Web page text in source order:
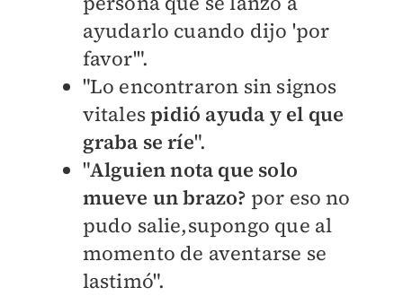
ayudarlo cuando dijo 'por
favor'".
"Lo encontraron sin signos
vitalespidió ayuda y el que
graba se ríe".
"Alguien nota que solo
mueve un brazo? por eso no
pudo salie,supongo que al
momento de aventarse se
lastimó".